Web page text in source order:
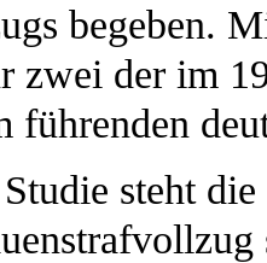
begeben.
zwei der im
führenden
steht